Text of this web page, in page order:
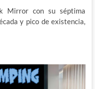
Mirror con su séptima
y pico de existencia,